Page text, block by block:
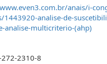
anais/i-
1443920-analise-de-
analise-multicriterio-(ahp)
2310-8